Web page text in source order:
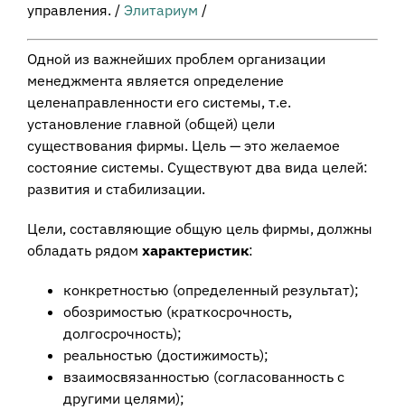
управления. / Элитариум /
Одной из важнейших проблем организации
менеджмента является определение
целенаправленности его системы, т.е.
установление главной (общей) цели
существования фирмы. Цель — это желаемое
состояние системы. Существуют два вида целей:
развития и стабилизации.
Цели, составляющие общую цель фирмы, должны
обладать рядом характеристик:
конкретностью (определенный результат);
обозримостью (краткосрочность,
долгосрочность);
реальностью (достижимость);
взаимосвязанностью (согласованность с
другими целями);